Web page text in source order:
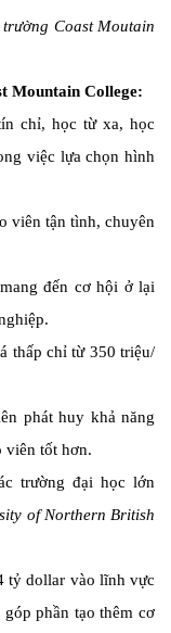
Coast Moutain
Mountain College:
chỉ, học từ xa, học
việc lựa chọn hình
viên tận tình, chuyên
đến cơ hội ở lại
thấp chỉ từ 350 triệu/
phát huy khả năng
viên tốt hơn.
trường đại học lớn
of Northern British
tỷ dollar vào lĩnh vực
phần tạo thêm cơ